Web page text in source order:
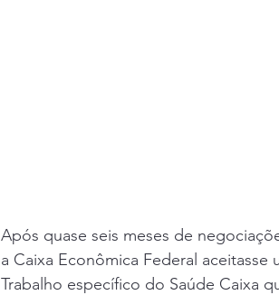
Após quase seis meses de
a Caixa Econômica Federal
Trabalho específico do Saúde Caixa